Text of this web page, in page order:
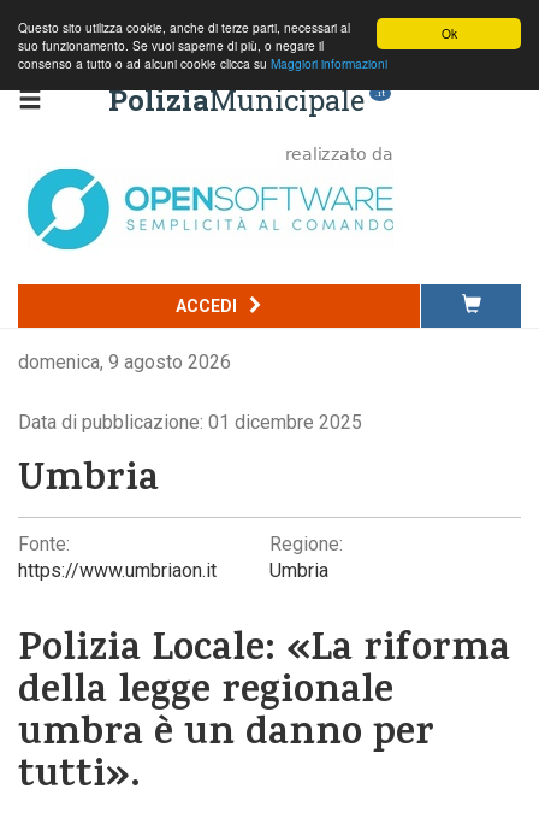
Ok
Questo sito utilizza cookie, anche di terze parti, necessari al
suo funzionamento. Se vuoi saperne di più, o negare il
consenso a tutto o ad alcuni cookie clicca su Maggiori informazioni
PoliziaMunicipale .it
ACCEDI
domenica, 9 agosto 2026
Data di pubblicazione: 01 dicembre 2025
Umbria
Fonte:
https://www.umbriaon.it
Regione:
Umbria
Polizia Locale: «La riforma
della legge regionale
umbra è un danno per
tutti».